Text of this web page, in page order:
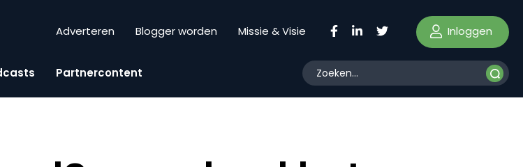
Adverteren Blogger worden Missie & Visie Inloggen
Partnercontent